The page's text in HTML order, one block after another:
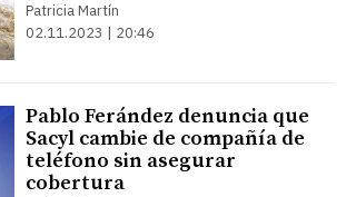
Patricia Martín
02.11.2023 | 20:46
Pablo Ferández denuncia que
Sacyl cambie de compañía de
teléfono sin asegurar
cobertura